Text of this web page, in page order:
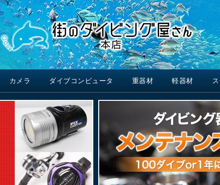
カメラ ダイブコンピュータ 重器材 軽器材